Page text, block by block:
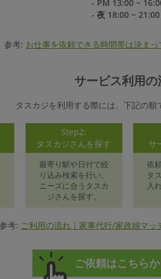
- PM 13:00 ~
- 夜 18:00 ~ 21:00
参考: お仕事を依頼できる時間帯は決ま
サービス利用の
タスカジを利用する際には、下記の順
Step2:
タスカジさんを探す
最寄り駅や日付で絞
り込み検索を行い、
ニーズに合うタスカ
ジさんを探す。
サ
依
タ
入
参考: ご利用の流れ｜家事代行/家政婦マッ